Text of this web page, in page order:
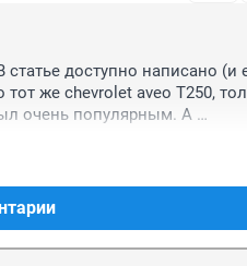
статье доступно написано (и
же chevrolet aveo T250,
очень популярным. А